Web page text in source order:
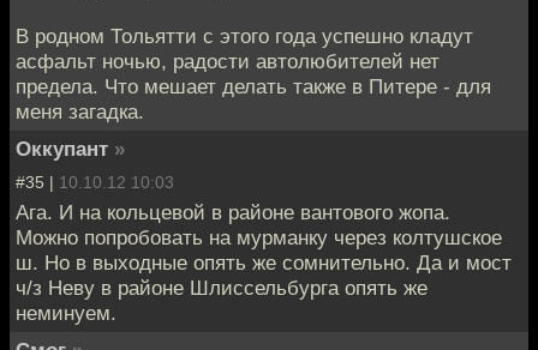
В родном Тольятти с этого года успешно кладут
асфальт ночью, радости автолюбителей нет
предела. Что мешает делать также в Питере - для
меня загадка.
Оккупант »
#35 | 10.10.12 10:03
Ага. И на кольцевой в районе вантового жопа.
Можно попробовать на мурманку через колтушское
ш. Но в выходные опять же сомнительно. Да и мост
ч/з Неву в районе Шлиссельбурга опять же
неминуем.